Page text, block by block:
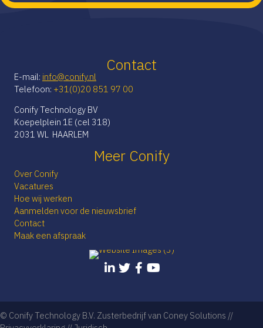
Contact
E-mail: info@conify.nl
Telefoon: +31(0)20 851 97 00
Conify Technology BV
Koepelplein 1E (cel 318)
2031 WL HAARLEM
Meer Conify
Over Conify
Vacatures
Hoe wij werken
Aanmelden voor de nieuwsbrief
Contact
Maak een afspraak
© Conify Technology B.V. Zusterbedrijf van Coney Solutions //